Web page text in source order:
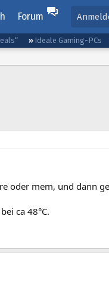
Forum
Ideale Gaming-PCs
oder mem, und dann
ca 48°C.